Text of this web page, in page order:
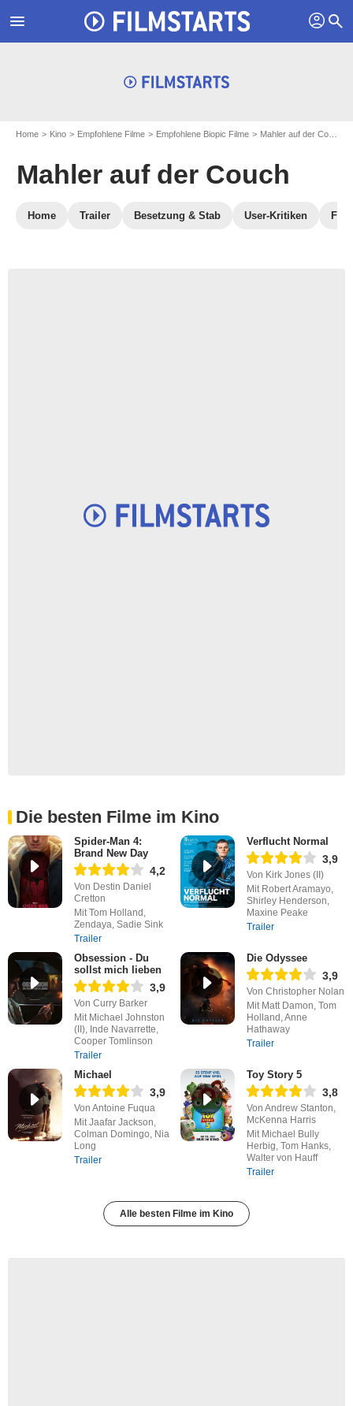
menu profil search
Home Kino Empfohlene Filme Empfohlene Biopic Filme Mahler auf der Couch
Mahler auf der Couch
Home Trailer Besetzung & Stab User-Kritiken
Die besten Filme im Kino
Spider-Man 4:
Brand New Day
4,2
Von Destin Daniel
Cretton
Mit Tom Holland,
Zendaya, Sadie Sink
Trailer
Verflucht Normal
3,9
Von Kirk Jones (II)
Mit Robert Aramayo,
Shirley Henderson,
Maxine Peake
Trailer
Obsession - Du
sollst mich lieben
3,9
Von Curry Barker
Mit Michael Johnston
(II), Inde Navarrette,
Cooper Tomlinson
Trailer
Die Odyssee
3,9
Von Christopher Nolan
Mit Matt Damon, Tom
Holland, Anne
Hathaway
Trailer
Michael
3,9
Von Antoine Fuqua
Mit Jaafar Jackson,
Colman Domingo, Nia
Long
Trailer
Toy Story 5
3,8
Von Andrew Stanton,
McKenna Harris
Mit Michael Bully
Herbig, Tom Hanks,
Walter von Hauff
Trailer
Alle besten Filme im Kino